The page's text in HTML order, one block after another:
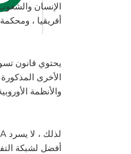
الإنسان
أفريقيا ،
الأخرى
والأنظمة
أفضل لشبكة